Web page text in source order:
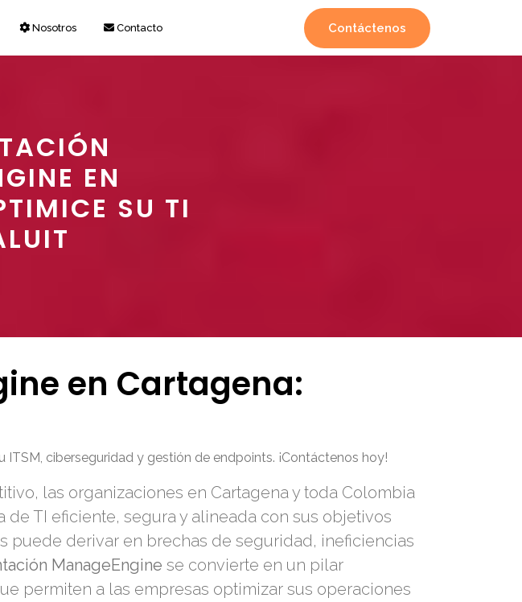
Nosotros Contacto Contáctenos
EN
SU TI
en Cartagena:
ciberseguridad y gestión de endpoints. ¡Contáctenos hoy!
las organizaciones en Cartagena y toda Colombia
TI eficiente, segura y alineada con sus objetivos
puede derivar en brechas de seguridad, ineficiencias
ManageEngine se convierte en un pilar
permiten a las empresas optimizar sus operaciones